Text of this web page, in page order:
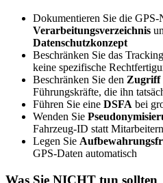
Dokumentieren Sie die
Verarbeitungsverzeichnis
Datenschutzkonzept
Beschränken Sie das
keine spezifische
Beschränken Sie den Zugriff
Führungskräfte, die ihn
Führen Sie eine DSFA bei
Wenden Sie
Fahrzeug-ID statt
Legen Sie
GPS-Daten automatisch
Was Sie NICHT tun sollten